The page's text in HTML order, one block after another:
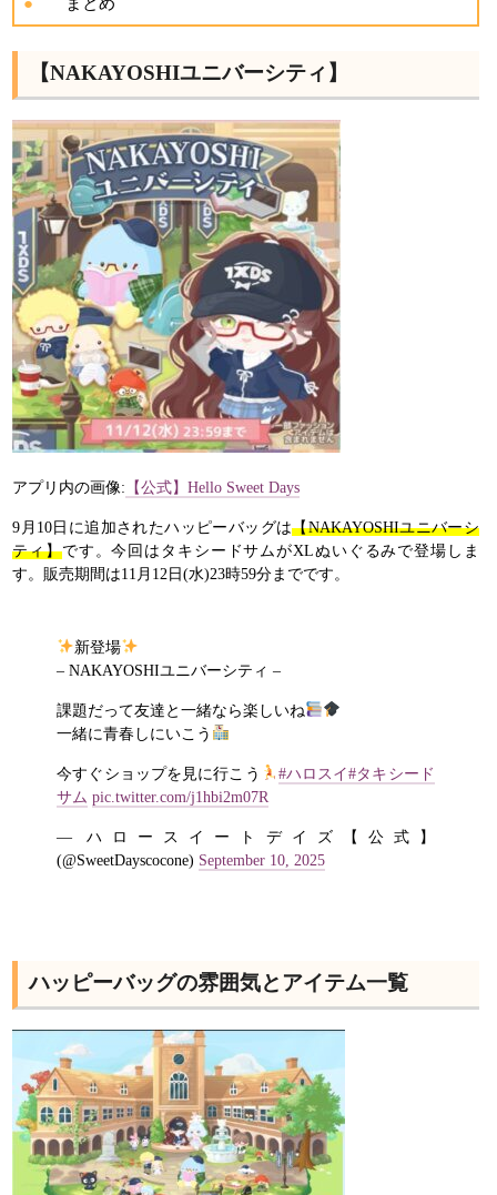
まとめ
【NAKAYOSHIユニバーシティ】
アプリ内の画像: 【公式】Hello Sweet Days
9月10日に追加されたハッピーバッグは【NAKAYOSHIユニバーシ
ティ】です。今回はタキシードサムがXLぬいぐるみで登場しま
す。販売期間は11月12日(水)23時59分までです。
新登場
– NAKAYOSHIユニバーシティ –
課題だって友達と一緒なら楽しいね
一緒に青春しにいこう
今すぐショップを見に行こう #ハロスイ#タキシード
サム pic.twitter.com/j1hbi2m07R
— ハロースイートデイズ【公式】
(@SweetDayscocone) September 10, 2025
ハッピーバッグの雰囲気とアイテム一覧